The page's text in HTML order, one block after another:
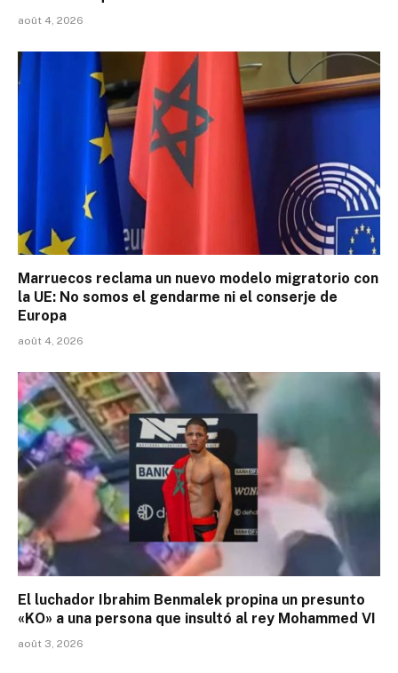
août 4, 2026
Marruecos reclama un nuevo modelo migratorio con
la UE: No somos el gendarme ni el conserje de
Europa
août 4, 2026
El luchador Ibrahim Benmalek propina un presunto
«KO» a una persona que insultó al rey Mohammed VI
août 3, 2026